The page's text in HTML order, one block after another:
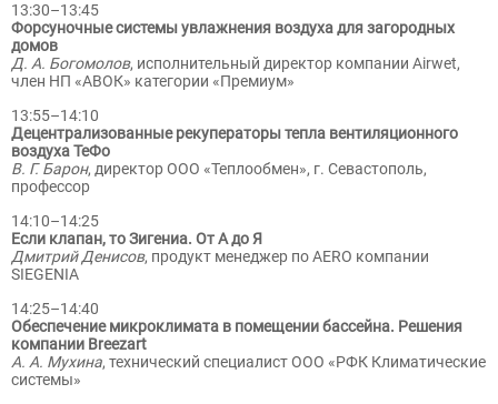
13:30–13:45
Форсуночные системы увлажнения воздуха для загородных
домов
Д. А. Богомолов, исполнительный директор компании Airwet,
член НП «АВОК» категории «Премиум»
13:55–14:10
Децентрализованные рекуператоры тепла вентиляционного
воздуха ТеФо
В. Г. Барон, директор ООО «Теплообмен», г. Севастополь,
профессор
14:10–14:25
Если клапан, то Зигениа. От А до Я
Дмитрий Денисов, продукт менеджер по AERO компании
SIEGENIA
14:25–14:40
Обеспечение микроклимата в помещении бассейна. Решения
компании Breezart
А. А. Мухина, технический специалист ООО «РФК Климатические
системы»